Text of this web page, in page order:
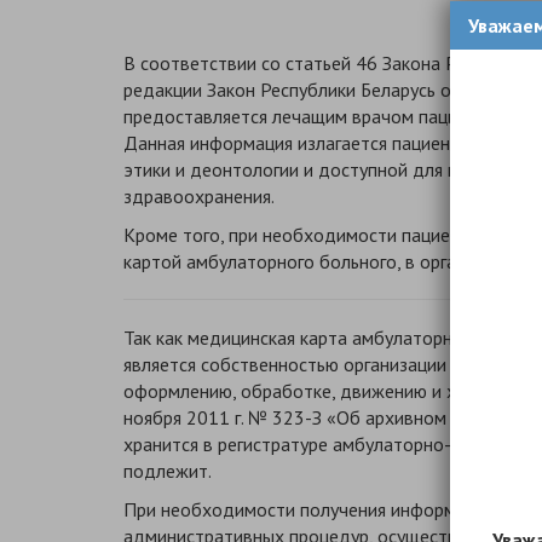
В соответствии со статьей 46 Закона
редакции Закон Республики Беларусь от 10
предоставляется лечащим врачом пациенту или
Данная информация излагается пациенту
этики и деонтологии и доступной для
здравоохранения.
Кроме того, при необходимости пациент или
картой амбулаторного больного, в организации
Так как медицинская карта амбулаторного
является собственностью организации
оформлению, обработке, движению и хранению
ноября 2011 г. № 323-З «Об архивном деле и
хранится в регистратуре амбулаторно-
подлежит.
При необходимости получения информации из
административных процедур, осуществляемых